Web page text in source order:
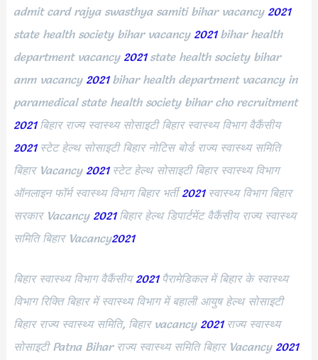
admit card rajya swasthya samiti bihar vacancy 2021
state health society bihar vacancy 2021bihar health
department vacancy 2021state health society bihar
anm vacancy 2021bihar health department vacancy in
paramedical state health society bihar cho recruitment
2021बिहार राज्य स्वास्थ्य सोसाइटी बिहार स्वास्थ्य विभाग वैकैंसीय
2021स्टेट हेल्थ सोसाइटी बिहार नोटिस बोर्ड राज्य स्वास्थ्य समिति
बिहार Vacancy 2021स्टेट हेल्थ सोसाइटी बिहार स्वास्थ्य विभाग
ऑनलाइन फॉर्म स्वास्थ्य विभाग बिहार भर्ती2021स्वास्थ्य विभाग बिहार
सरकार Vacancy 2021बिहार हेल्थ डिपार्टमेंट वैकैंसीय राज्य स्वास्थ्य
समिति बिहार Vacancy2021
बिहार स्वास्थ्य विभाग वैकैंसीय2021पैरामेडिकल में बिहार के स्वास्थ्य
विभाग रिक्ति बिहार में स्वास्थ्य विभाग में बहाली आयुष हेल्थ सोसाइटी
बिहार राज्य स्वास्थ्य समिति, बिहार vacancy 2021राज्य स्वास्थ्य
सोसाइटी Patna Bihar राज्य स्वास्थ्य समिति बिहार Vacancy 2021